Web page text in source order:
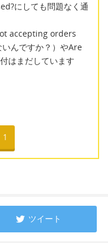
にしても問題なく通
accepting orders
んですか？）やAre
はまだしています
1
ツイート